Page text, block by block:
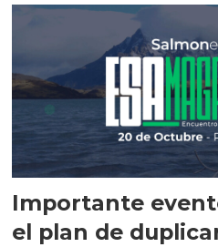
Importante
el plan de